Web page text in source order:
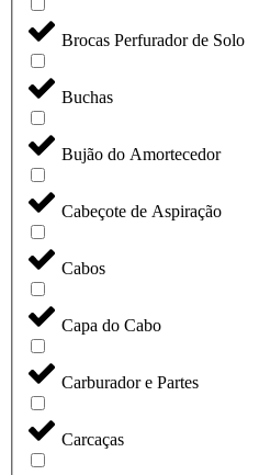
Brocas Perfurador de Solo
Buchas
Bujão do Amortecedor
Cabeçote de Aspiração
Cabos
Capa do Cabo
Carburador e Partes
Carcaças